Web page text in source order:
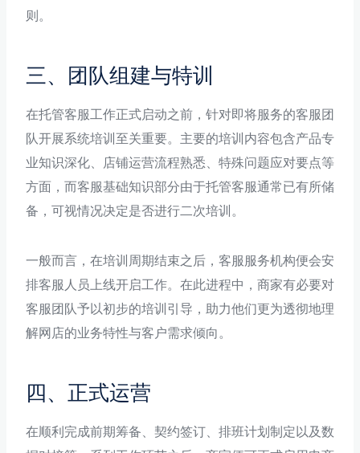
则。
三、团队组建与特训
在托管客服工作正式启动之前，针对即将服务的客服团
队开展系统培训至关重要。主要的培训内容包含产品专
业知识深化、店铺运营流程熟悉、特殊问题应对要点等
方面，而客服基础知识部分由于托管客服通常已有所储
备，可视情况决定是否进行二次培训。
一般而言，在培训周期结束之后，客服服务机构便会安
排客服人员上线开启工作。在此进程中，商家有必要对
客服团队予以初步的培训引导，助力他们更为透彻地理
解网店的业务特性与客户需求倾向。
四、正式运营
在顺利完成前期筹备、契约签订、排班计划制定以及数